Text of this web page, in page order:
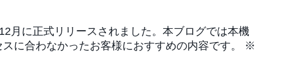
月に正式リリースされました。本ブログでは本機
に合わなかったお客様におすすめの内容です。 ※